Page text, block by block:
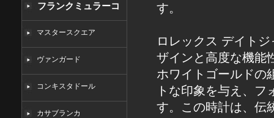
フランクミュラーコ
ピーマスタースクエア
ヴァンガード
コンキスタドール
カサブランカ
す。
ロレックス デイト
ザインと高度な機能
ホワイトゴールドの
トな印象を与え、
す。この時計は、伝